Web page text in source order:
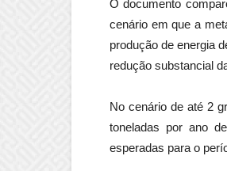
O documento
cenário em que a
produção de energia
redução substancial
No cenário de até 2
toneladas por ano
esperadas para o